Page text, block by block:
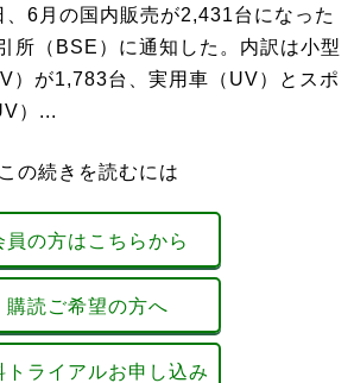
、6月の国内販売が2,431台になった
所（BSE）に通知した。内訳は小型
）が1,783台、実用車（UV）とスポ
）...
この続きを読むには
員の方はこちらから
購読ご希望の方へ
トライアルお申し込み